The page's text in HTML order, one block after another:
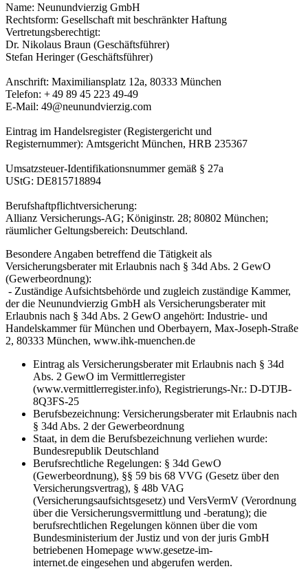
Name: Neunundvierzig GmbH
Rechtsform: Gesellschaft mit beschränkter Haftung
Vertretungsberechtigt:
Dr. Nikolaus Braun (Geschäftsführer)
Stefan Heringer (Geschäftsführer)
Anschrift: Maximiliansplatz 12a, 80333 München
Telefon: + 49 89 45 223 49-49
E-Mail: 49@neunundvierzig.com
Eintrag im Handelsregister (Registergericht und
Registernummer): Amtsgericht München, HRB 235367
Umsatzsteuer-Identifikationsnummer gemäß § 27a
UStG: DE815718894
Berufshaftpflichtversicherung:
Allianz Versicherungs-AG; Königinstr. 28; 80802 München;
räumlicher Geltungsbereich: Deutschland.
Besondere Angaben betreffend die Tätigkeit als
Versicherungsberater mit Erlaubnis nach § 34d Abs. 2 GewO
(Gewerbeordnung):
- Zuständige Aufsichtsbehörde und zugleich zuständige Kammer,
der die Neunundvierzig GmbH als Versicherungsberater mit
Erlaubnis nach § 34d Abs. 2 GewO angehört: Industrie- und
Handelskammer für München und Oberbayern, Max-Joseph-Straße
2, 80333 München, www.ihk-muenchen.de
Eintrag als Versicherungsberater mit Erlaubnis nach § 34d
Abs. 2 GewO im Vermittlerregister
(www.vermittlerregister.info), Registrierungs-Nr.: D-DTJB-
8Q3FS-25
Berufsbezeichnung: Versicherungsberater mit Erlaubnis nach
§ 34d Abs. 2 der Gewerbeordnung
Staat, in dem die Berufsbezeichnung verliehen wurde:
Bundesrepublik Deutschland
Berufsrechtliche Regelungen: § 34d GewO
(Gewerbeordnung), §§ 59 bis 68 VVG (Gesetz über den
Versicherungsvertrag), § 48b VAG
(Versicherungsaufsichtsgesetz) und VersVermV (Verordnung
über die Versicherungsvermittlung und -beratung); die
berufsrechtlichen Regelungen können über die vom
Bundesministerium der Justiz und von der juris GmbH
betriebenen Homepage www.gesetze-im-
internet.de eingesehen und abgerufen werden.